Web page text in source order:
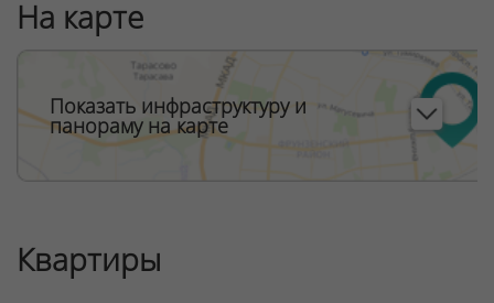
планировки. Вы сами сможете решить, сколько комнат
вам необходимо и как их лучше расположить, нужны
ли вам двери или лучше сделать арку.
Во всех квартирах большие панорамные окна,
полностью остекленные лоджии, а в части квартир
предусмотрены еще и открытые балконы. Все
стеклопакеты — европейского производства.
и зоной ожидания, а также санитарной комнатой с
На карте
Показать инфраструктуру и
панораму на карте
Квартиры